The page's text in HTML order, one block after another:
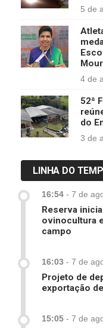
5 de
4 de
52ª
do
3 de
LINHA DO
16:54 - 7 de
Reserva
ovinocultura
campo
16:03 - 7 de
Projeto de
exportação
15:05 - 7 de